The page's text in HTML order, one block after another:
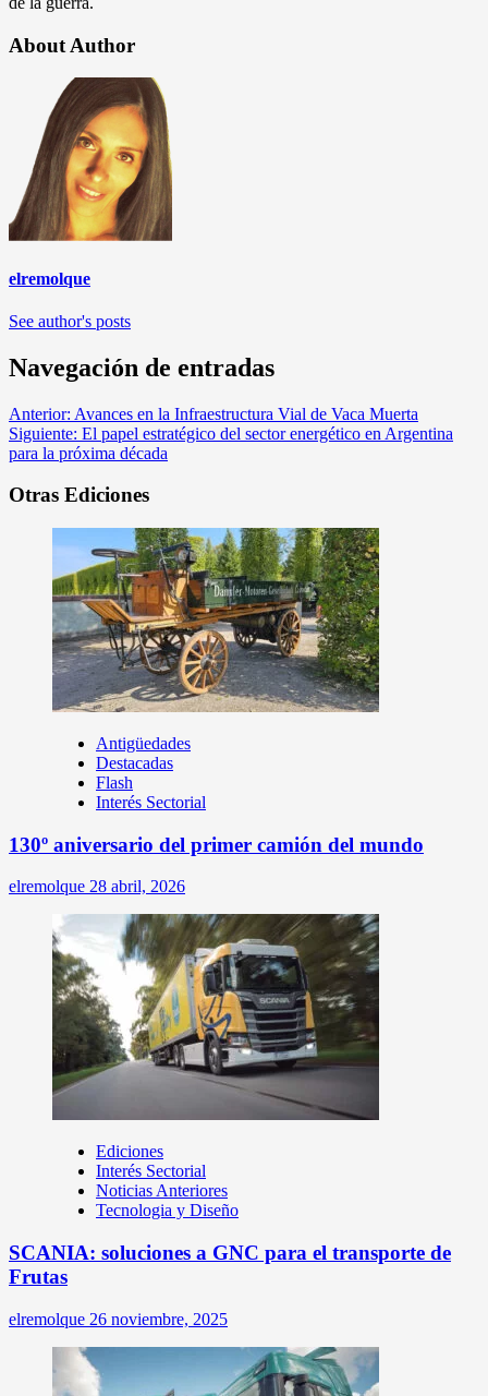
About Author
elremolque
See author's posts
Navegación de entradas
Anterior: Avances en la Infraestructura Vial de Vaca Muerta
Siguiente: El papel estratégico del sector energético en Argentina
para la próxima década
Otras Ediciones
Antigüedades
Destacadas
Flash
Interés Sectorial
130º aniversario del primer camión del mundo
elremolque 28 abril, 2026
Ediciones
Interés Sectorial
Noticias Anteriores
Tecnologia y Diseño
SCANIA: soluciones a GNC para el transporte de
Frutas
elremolque 26 noviembre, 2025